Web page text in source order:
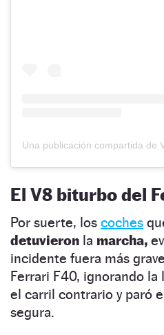
El V8 biturbo del
Por suerte, los coches
detuvieron la marcha,
incidente fuera más
Ferrari F40, ignorando
el carril contrario y paró
segura.